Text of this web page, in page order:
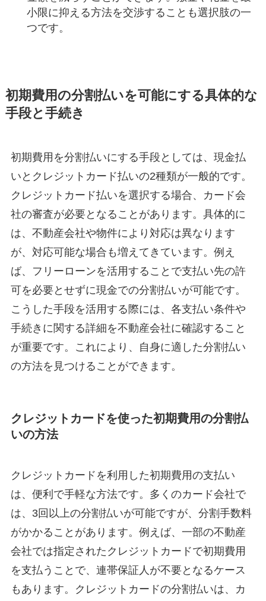
小限に抑える方法を交渉することも選択肢の一
つです。
初期費用の分割払いを可能にする具体的な
手段と手続き
初期費用を分割払いにする手段としては、現金払
いとクレジットカード払いの2種類が一般的です。
クレジットカード払いを選択する場合、カード会
社の審査が必要となることがあります。具体的に
は、不動産会社や物件により対応は異なります
が、対応可能な場合も増えてきています。例え
ば、フリーローンを活用することで支払い先の許
可を必要とせずに現金での分割払いが可能です。
こうした手段を活用する際には、各支払い条件や
手続きに関する詳細を不動産会社に確認すること
が重要です。これにより、自身に適した分割払い
の方法を見つけることができます。
クレジットカードを使った初期費用の分割払
いの方法
クレジットカードを利用した初期費用の支払い
は、便利で手軽な方法です。多くのカード会社で
は、3回以上の分割払いが可能ですが、分割手数料
がかかることがあります。例えば、一部の不動産
会社では指定されたクレジットカードで初期費用
を支払うことで、連帯保証人が不要となるケース
もあります。クレジットカードの分割払いは、カ